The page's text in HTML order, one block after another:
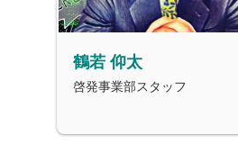
鶴若 仰太
啓発事業部スタッフ